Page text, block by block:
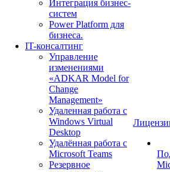
Интеграция бизнес-
систем
Power Platform для
бизнеса.
IT-консалтинг
Управление
изменениями
«ADKAR Model for
Change
Management»
Удаленная работа с
Windows Virtual
Desktop
Удалённая работа с
Microsoft Teams
Резервное